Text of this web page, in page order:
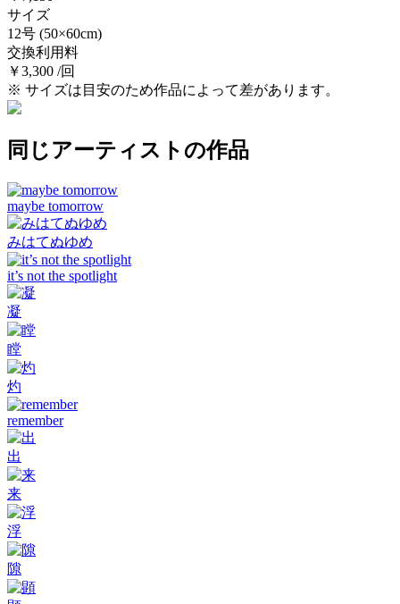
サイズ
12号 (50×60cm)
交換利用料
￥3,300 /回
※ サイズは目安のため作品によって差があります。
同じアーティストの作品
maybe tomorrow
みはてぬゆめ
it’s not the spotlight
凝
瞠
灼
remember
出
来
浮
隙